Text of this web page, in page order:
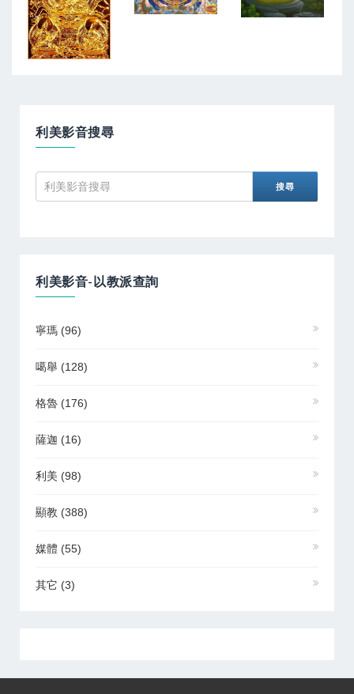
利美影音搜尋
利美影音-以教派查詢
寧瑪 (96)
噶舉 (128)
格魯 (176)
薩迦 (16)
利美 (98)
顯教 (388)
媒體 (55)
其它 (3)